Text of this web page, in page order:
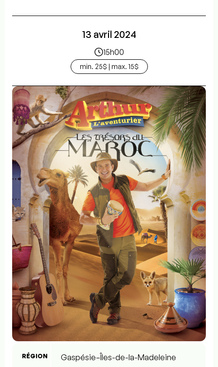
13 avril 2024
15h00
min. 25$ | max. 15$
RÉGION Gaspésie–Îles-de-la-Madeleine